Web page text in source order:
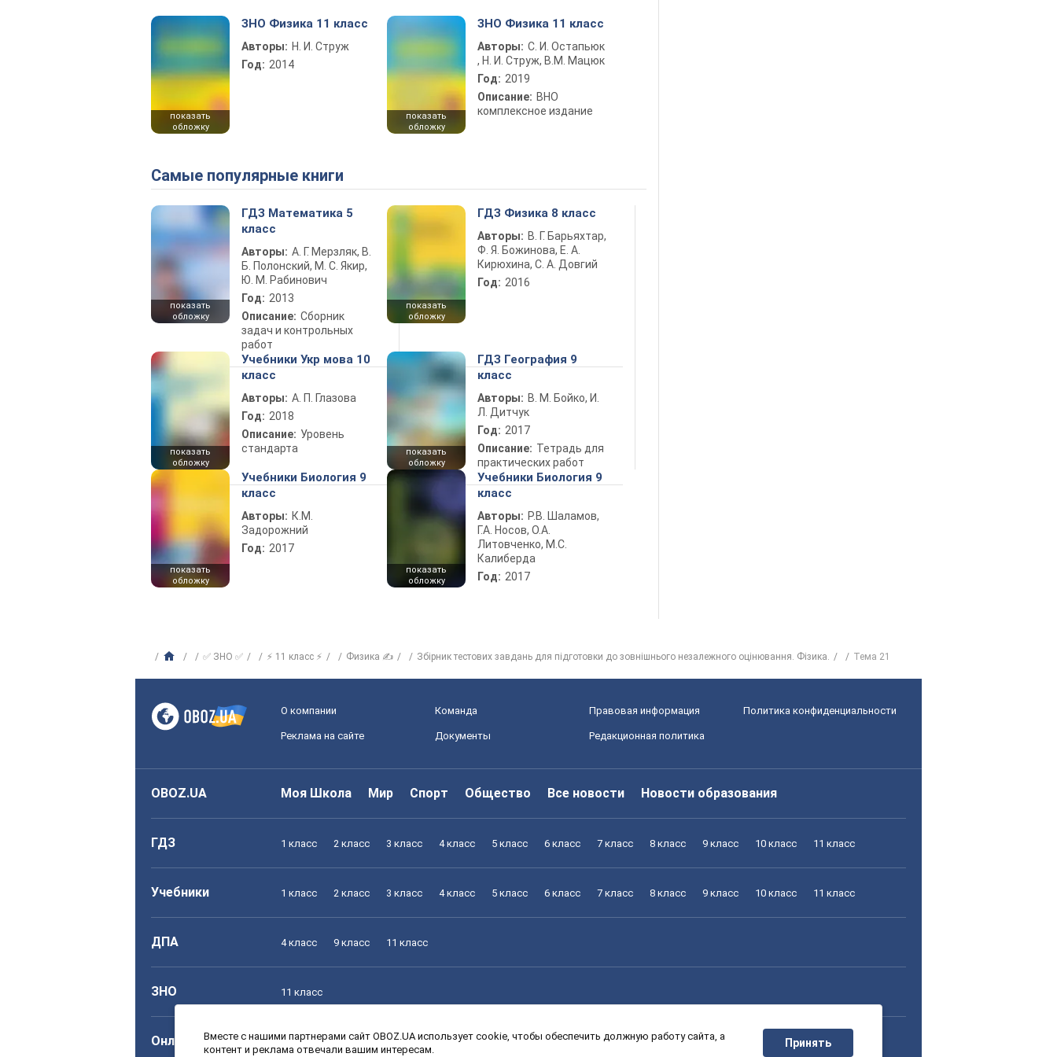
показать
обложку
ЗНО Физика 11 класс
Авторы: Н. И. Струж
Год: 2014
показать
обложку
ЗНО Физика 11 класс
Авторы: С. И. Остапьюк
, Н. И. Струж, В.М. Мацюк
Год: 2019
Описание: ВНО
комплексное издание
Самые популярные книги
показать
обложку
ГДЗ Математика 5
класс
Авторы: А. Г. Мерзляк, В.
Б. Полонский, М. С. Якир,
Ю. М. Рабинович
Год: 2013
Описание: Сборник
задач и контрольных
работ
показать
обложку
ГДЗ Физика 8 класс
Авторы: В. Г. Барьяхтар,
Ф. Я. Божинова, Е. А.
Кирюхина, С. А. Довгий
Год: 2016
показать
обложку
Учебники Укр мова 10
класс
Авторы: А. П. Глазова
Год: 2018
Описание: Уровень
стандарта
показать
обложку
ГДЗ География 9
класс
Авторы: В. М. Бойко, И.
Л. Дитчук
Год: 2017
Описание: Тетрадь для
практических работ
показать
обложку
Учебники Биология 9
класс
Авторы: К.М.
Задорожний
Год: 2017
показать
обложку
Учебники Биология 9
класс
Авторы: Р.В. Шаламов,
Г.А. Носов, О.А.
Литовченко, М.С.
Калиберда
Год: 2017
✅ ЗНО ✅ ⚡ 11 класс ⚡ Физика ✍ Збірник тестових завдань для підготовки до зовнішнього незалежного оцінювання. Фізика. Тема 21
О компании Команда Правовая информация Политика конфиденциальности
Реклама на сайте Документы Редакционная политика
OBOZ.UA Моя Школа Мир Спорт Общество Все новости Новости образования
ГДЗ 1 класс 2 класс 3 класс 4 класс 5 класс 6 класс 7 класс 8 класс 9 класс 10 класс 11 класс
Учебники 1 класс 2 класс 3 класс 4 класс 5 класс 6 класс 7 класс 8 класс 9 класс 10 класс 11 класс
ДПА 4 класс 9 класс 11 класс
ЗНО 11 класс
Онлайн уроки 1 класс 2 класс 3 класс 4 класс 5 класс 6 класс 7 класс 8 класс 9 класс 10 класс 11 класс
Вместе с нашими партнерами сайт OBOZ.UA использует cookie, чтобы обеспечить должную работу сайта, а
контент и реклама отвечали вашим интересам.
Принять